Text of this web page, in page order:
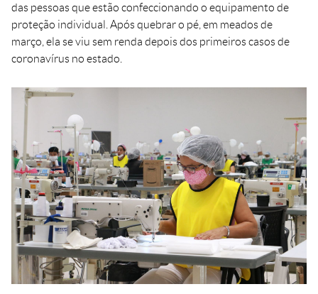
das pessoas que estão confeccionando o equipamento de
proteção individual. Após quebrar o pé, em meados de
março, ela se viu sem renda depois dos primeiros casos de
coronavírus no estado.